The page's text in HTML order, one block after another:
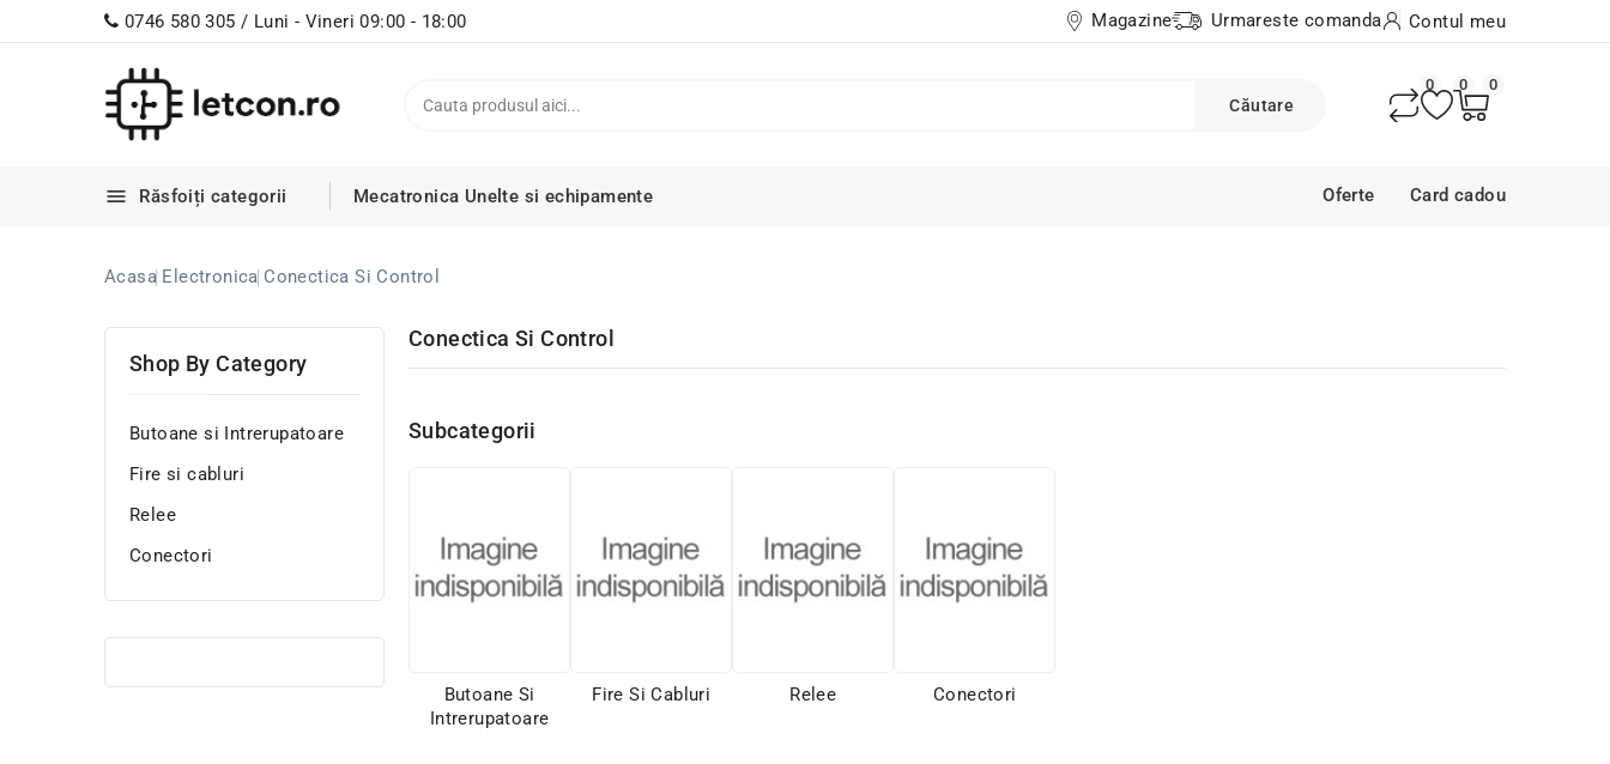
0746 580 305 / Luni - Vineri 09:00 - 18:00 Magazine Urmareste comanda Contul meu
Căutare
0 0 0
 Răsfoiți categorii Mecatronica Unelte si echipamente Oferte Card cadou
Acasa Electronica Conectica Si Control
Shop By Category
Butoane si Intrerupatoare
Fire si cabluri
Relee
Conectori
Conectica Si Control
Subcategorii
Butoane Si
Intrerupatoare
Fire Si Cabluri Relee Conectori